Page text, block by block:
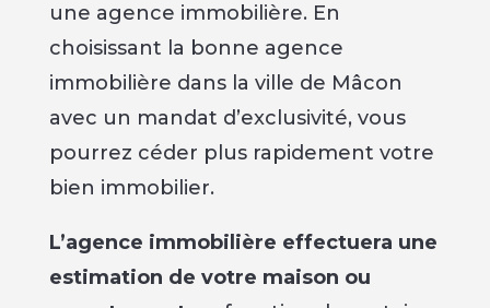
une agence immobilière. En
choisissant la bonne agence
immobilière dans la ville de Mâcon
avec un mandat d’exclusivité, vous
pourrez céder plus rapidement votre
bien immobilier.
L’agence immobilière effectuera une
estimation de votre maison ou